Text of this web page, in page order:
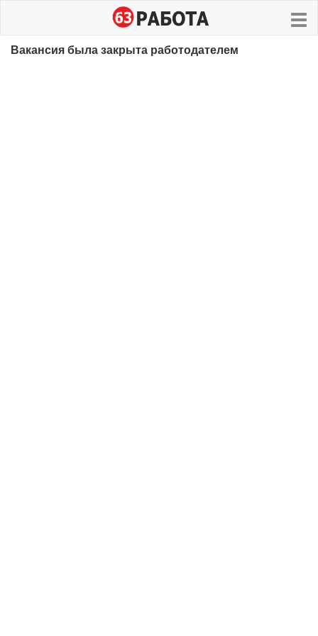
Вакансия была закрыта работодателем